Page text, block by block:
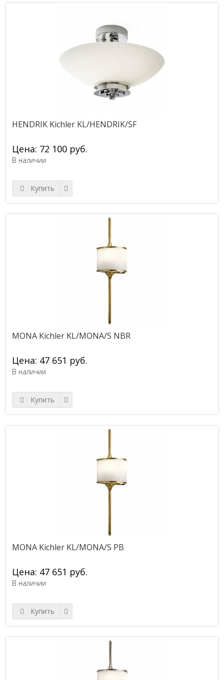
HENDRIK Kichler KL/HENDRIK/SF
Цена: 72 100 руб.
В наличии
Купить
MONA Kichler KL/MONA/S NBR
Цена: 47 651 руб.
В наличии
Купить
MONA Kichler KL/MONA/S PB
Цена: 47 651 руб.
В наличии
Купить